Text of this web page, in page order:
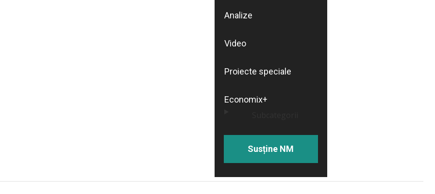
Analize
Video
Proiecte speciale
Economix+
Susține NM